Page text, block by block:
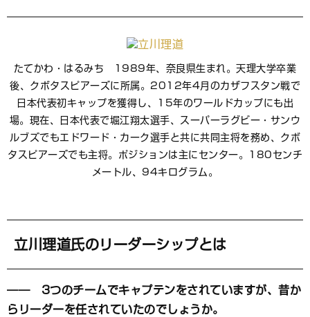
たてかわ・はるみち 1989年、奈良県生まれ。天理大学卒業
後、クボタスピアーズに所属。2012年4月のカザフスタン戦で
日本代表初キャップを獲得し、15年のワールドカップにも出
場。現在、日本代表で堀江翔太選手、スーパーラグビー・サンウ
ルブズでもエドワード・カーク選手と共に共同主将を務め、クボ
タスピアーズでも主将。ポジションは主にセンター。180センチ
メートル、94キログラム。
立川理道氏のリーダーシップとは
―― 3つのチームでキャプテンをされていますが、昔か
らリーダーを任されていたのでしょうか。